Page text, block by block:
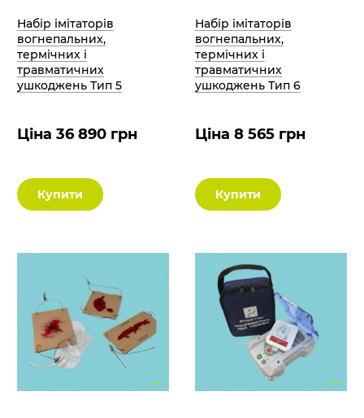
Набір імітаторів
вогнепальних,
термічних і
травматичних
ушкоджень Тип 5
Ціна 36 890 грн
Купити
Набір імітаторів
вогнепальних,
термічних і
травматичних
ушкоджень Тип 6
Ціна 8 565 грн
Купити